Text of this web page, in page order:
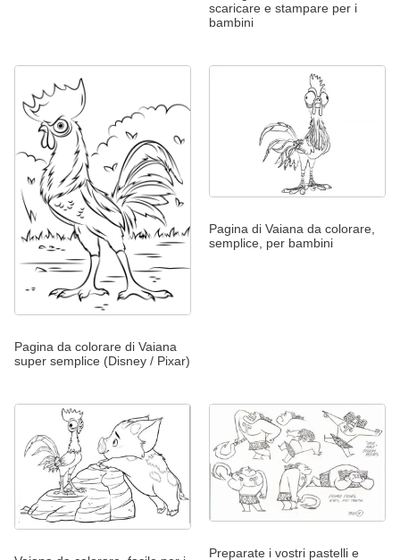
scaricare e stampare per i
bambini
Pagina da colorare di Vaiana
super semplice (Disney / Pixar)
Pagina di Vaiana da colorare,
semplice, per bambini
Preparate i vostri pastelli e